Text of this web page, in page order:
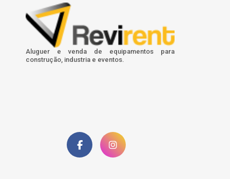
Aluguer e venda de equipamentos para
construção, industria e eventos.